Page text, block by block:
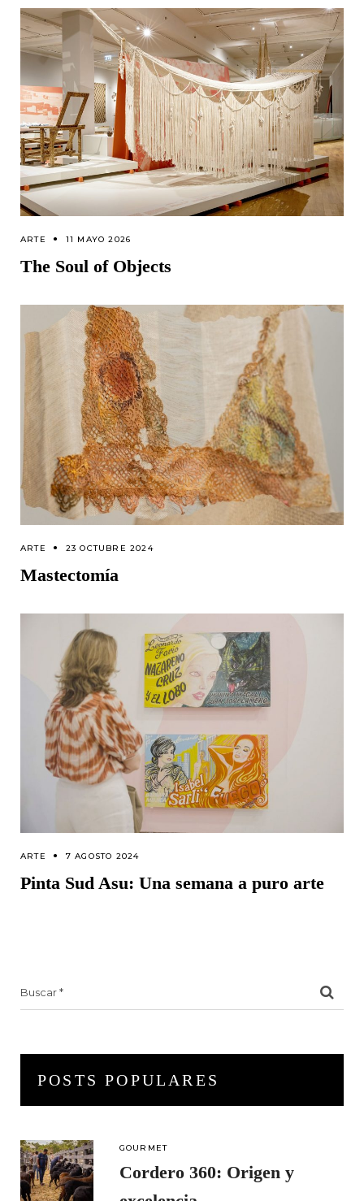
ARTE 11 MAYO 2026
The Soul of Objects
ARTE 23 OCTUBRE 2024
Mastectomía
ARTE 7 AGOSTO 2024
Pinta Sud Asu: Una semana a puro arte
POSTS POPULARES
GOURMET
Cordero 360: Origen y